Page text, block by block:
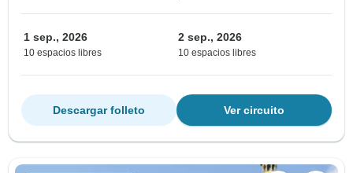
1 sep., 2026
10 espacios libres
2 sep., 2026
10 espacios libres
Ver circuito
Descargar folleto